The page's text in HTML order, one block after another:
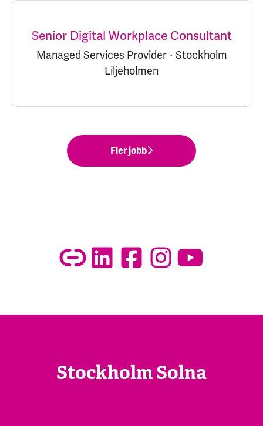
Senior Digital Workplace Consultant
Managed Services Provider · Stockholm
Liljeholmen
Fler jobb
Stockholm Solna